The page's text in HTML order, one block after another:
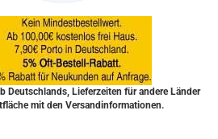
Deutschlands, Lieferzeiten für andere Länder
mit den Versandinformationen.